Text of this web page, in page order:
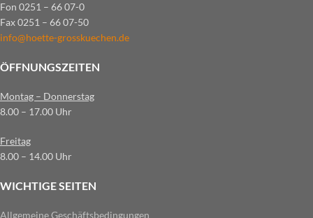
Fon 0251 – 66 07-0
Fax 0251 – 66 07-50
info@hoette-grosskuechen.de
ÖFFNUNGSZEITEN
Montag – Donnerstag
8.00 – 17.00 Uhr
Freitag
8.00 – 14.00 Uhr
WICHTIGE SEITEN
Allgemeine Geschäftsbedingungen